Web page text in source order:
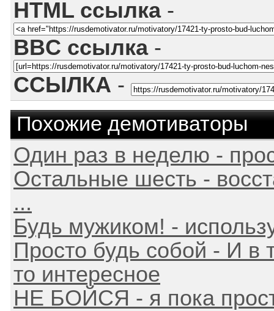
HTML ссылка-
BBC ссылка-
ССЫЛКА -
Похожие демотиваторы
Один раз в неделю -
Остальные шесть -
...
Будь мужиком! -
Просто будь собой - И в
то интересное
НЕ БОЙСЯ - я пока